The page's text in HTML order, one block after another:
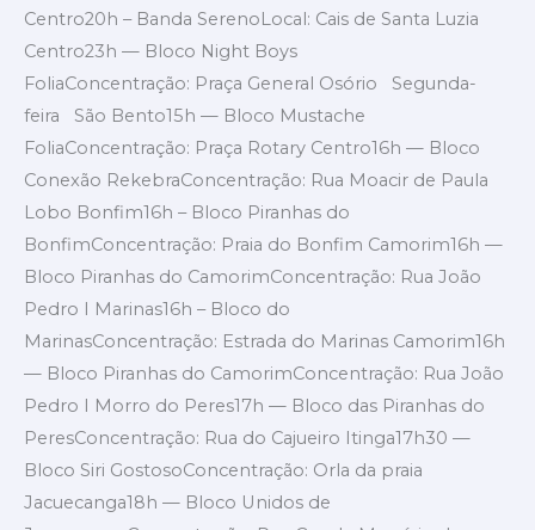
Centro20h – Banda SerenoLocal: Cais de Santa Luzia
Centro23h — Bloco Night Boys
FoliaConcentração: Praça General Osório Segunda-
feira São Bento15h — Bloco Mustache
FoliaConcentração: Praça Rotary Centro16h — Bloco
Conexão RekebraConcentração: Rua Moacir de Paula
Lobo Bonfim16h – Bloco Piranhas do
BonfimConcentração: Praia do Bonfim Camorim16h —
Bloco Piranhas do CamorimConcentração: Rua João
Pedro I Marinas16h – Bloco do
MarinasConcentração: Estrada do Marinas Camorim16h
— Bloco Piranhas do CamorimConcentração: Rua João
Pedro I Morro do Peres17h — Bloco das Piranhas do
PeresConcentração: Rua do Cajueiro Itinga17h30 —
Bloco Siri GostosoConcentração: Orla da praia
Jacuecanga18h — Bloco Unidos de